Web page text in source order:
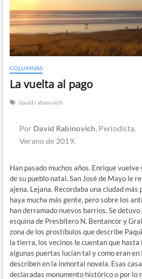
COLUMNAS
La vuelta al pago
david rabinovich
Por David Rabinovich , Periodista.
Verano de 2019.
Han pasado muchos años. Enrique
de su pueblo natal. San José de Mayo le
ajena. Lejana. Recordaba una ciudad más
haya mucha más gente, pero sobre los
han derramado nuevos barrios. Se
esquina de Presbítero N. Bentancor y
zona de los prostíbulos que describe
la tierra, los vecinos le cuentan que hasta
algunas puertas lucían tal y como eran en
describen en la inmortal novela. Esas
declaradas monumento histórico o por lo